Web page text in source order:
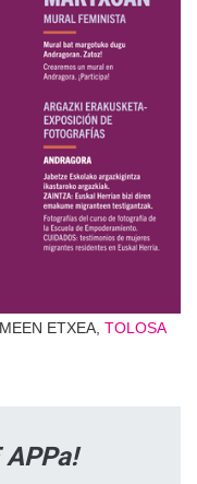
ETXEA, TOLOSA
APPa!